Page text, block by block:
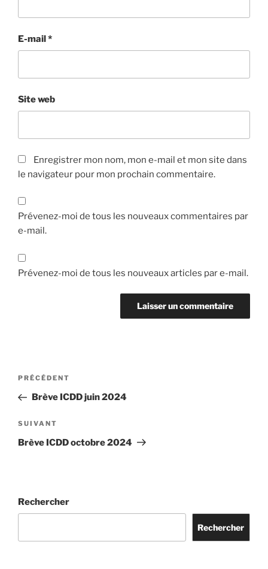
E-mail*
Site web
Enregistrer mon nom, mon e-mail et mon site dans
le navigateur pour mon prochain commentaire.
Prévenez-moi de tous les nouveaux commentaires par
e-mail.
Prévenez-moi de tous les nouveaux articles par e-mail.
Navigation
l’article
Article
précédent
PRÉCÉDENT
Brève ICDD juin 2024
Article
suivant
SUIVANT
Brève ICDD octobre 2024
Rechercher
Rechercher